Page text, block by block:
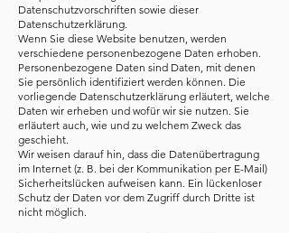
Datenschutzvorschriften sowie dieser
Datenschutzerklärung.
Wenn Sie diese Website benutzen, werden
verschiedene personenbezogene Daten erhoben.
Personenbezogene Daten sind Daten, mit denen
Sie persönlich identifiziert werden können. Die
vorliegende Datenschutzerklärung erläutert, welche
Daten wir erheben und wofür wir sie nutzen. Sie
erläutert auch, wie und zu welchem Zweck das
geschieht.
Wir weisen darauf hin, dass die Datenübertragung
im Internet (z. B. bei der Kommunikation per E-Mail)
Sicherheitslücken aufweisen kann. Ein lückenloser
Schutz der Daten vor dem Zugriff durch Dritte ist
nicht möglich.